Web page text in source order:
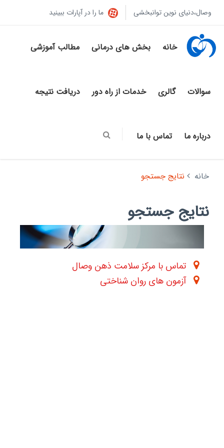
وصال،دنیای نوین توانبخشی ما را در آپارات ببینید
خانه بخش های درمانی مطالب آموزشی
سوالات گالری خدمات از راه دور دریافت نتیجه
درباره ما تماس با ما
خانه نتایج جستجو
نتایج جستجو
تماس با مرکز سلامت ذهن وصال
آزمون های روان شناختی